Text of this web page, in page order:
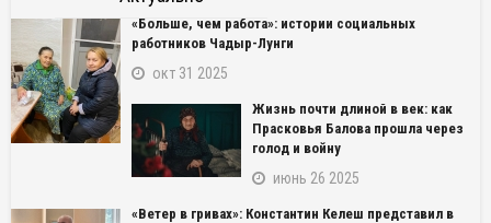
«Больше, чем работа»: истории социальных
работников Чадыр-Лунги
окт 31 2025
Жизнь почти длиной в век: как
Прасковья Балова прошла через
голод и войну
июнь 26 2025
«Ветер в гривах»: Константин Келеш представил в